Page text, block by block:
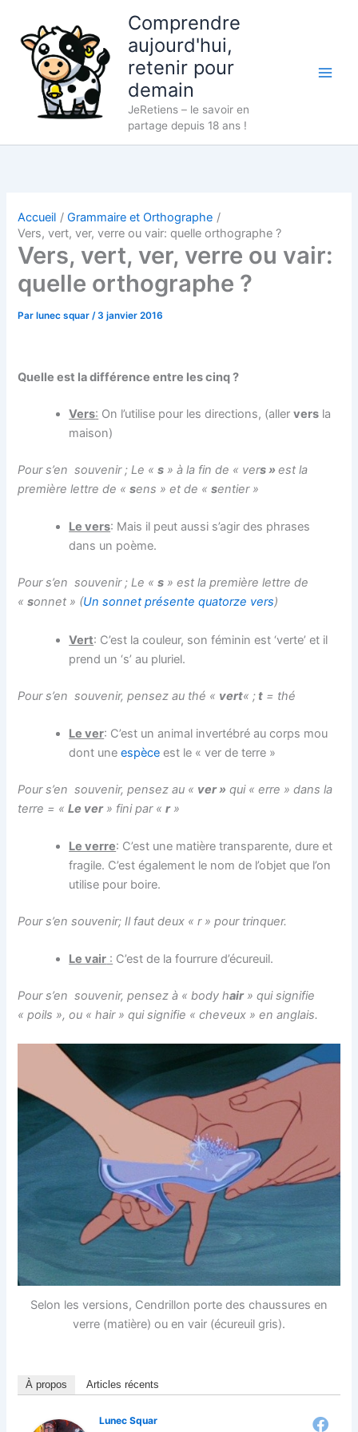
contenu
Comprendre
aujourd'hui,
retenir pour
demain
JeRetiens – le savoir en
partage depuis 18 ans !
Accueil
Grammaire et Orthographe
Vers, vert, ver, verre ou vair: quelle orthographe ?
Vers, vert, ver, verre ou vair:
quelle orthographe ?
Par lunec squar/3 janvier 2016
Quelle est la différence entre les cinq ?
Vers: On l’utilise pour les directions, (allervers la
maison)
Pour s’en souvenir ; Le «s » à la fin de « vers »est la
première lettre de «sens » et de «sentier »
Le vers: Mais il peut aussi s’agir des phrases
dans un poème.
Pour s’en souvenir ; Le «s » est la première lettre de
«sonnet » (Un sonnet présente quatorze vers)
Vert: C’est la couleur, son féminin est ‘verte’ et il
prend un ‘s’ au pluriel.
Pour s’en souvenir, pensez au thé « vert« ; t = thé
Le ver: C’est un animal invertébré au corps mou
dont uneespèce est le « ver de terre »
Pour s’en souvenir, pensez au « ver » qui « erre » dans la
terre = «Le ver» fini par «r»
Le verre: C’est une matière transparente, dure et
fragile. C’est également le nom de l’objet que l’on
utilise pour boire.
Pour s’en souvenir; Il faut deux « r » pour trinquer.
Le vair : C’est de la fourrure d’écureuil.
Pour s’en souvenir, pensez à « body hair» qui signifie
« poils », ou « hair » qui signifie « cheveux » en anglais.
Selon les versions, Cendrillon porte des chaussures en
verre (matière) ou en vair (écureuil gris).
À propos Articles récents
Lunec Squar